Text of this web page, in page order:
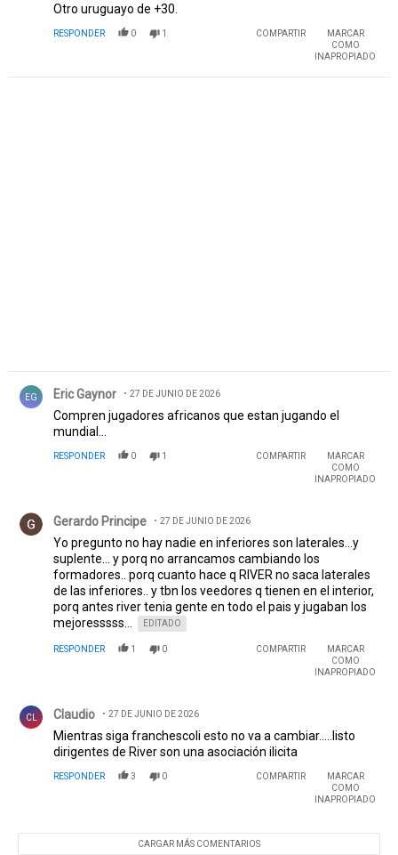
Otro uruguayo de +30.
RESPONDER 0 1 COMPARTIR
MARCAR
COMO
INAPROPIADO
EG Eric Gaynor 27 DE JUNIO DE 2026
Compren jugadores africanos que estan jugando el
mundial...
RESPONDER 0 1 COMPARTIR
MARCAR
COMO
INAPROPIADO
Gerardo Principe 27 DE JUNIO DE 2026
Yo pregunto no hay nadie en inferiores son laterales...y
suplente... y porq no arrancamos cambiando los
formadores.. porq cuanto hace q RIVER no saca laterales
de las inferiores.. y tbn los veedores q tienen en el interior,
porq antes river tenia gente en todo el pais y jugaban los
mejoresssss...
EDITADO
RESPONDER 1 0 COMPARTIR
MARCAR
COMO
INAPROPIADO
CL Claudio 27 DE JUNIO DE 2026
Mientras siga franchescoli esto no va a cambiar.....listo
dirigentes de River son una asociación ilicita
RESPONDER 3 0 COMPARTIR
MARCAR
COMO
INAPROPIADO
CARGAR MÁS COMENTARIOS